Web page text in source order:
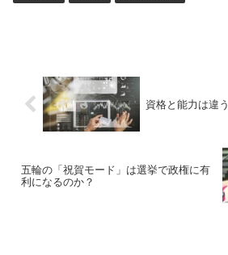
資格と能力は違う
五輪の「祝賀モード」は選挙で政権に有
利になるのか？